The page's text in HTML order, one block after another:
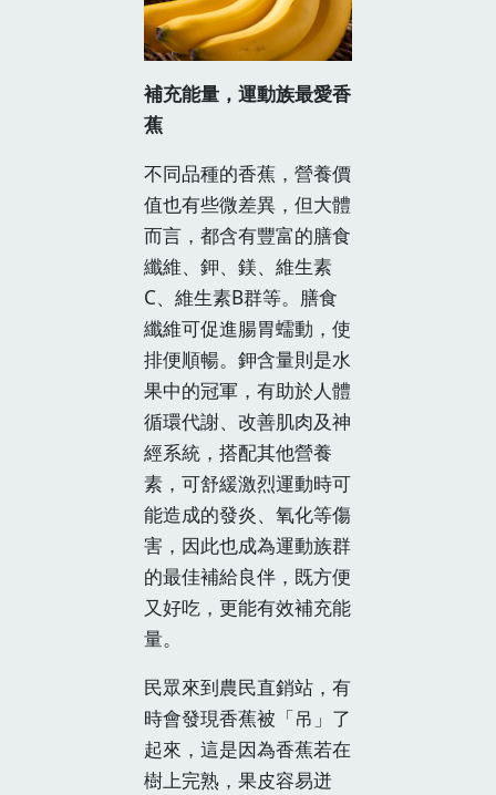
補充能量，運動族最愛香
蕉
不同品種的香蕉，營養價
值也有些微差異，但大體
而言，都含有豐富的膳食
纖維、鉀、鎂、維生素
C、維生素B群等。膳食
纖維可促進腸胃蠕動，使
排便順暢。鉀含量則是水
果中的冠軍，有助於人體
循環代謝、改善肌肉及神
經系統，搭配其他營養
素，可舒緩激烈運動時可
能造成的發炎、氧化等傷
害，因此也成為運動族群
的最佳補給良伴，既方便
又好吃，更能有效補充能
量。
民眾來到農民直銷站，有
時會發現香蕉被「吊」了
起來，這是因為香蕉若在
樹上完熟，果皮容易迸